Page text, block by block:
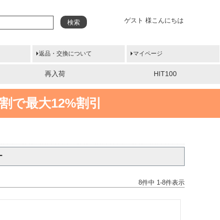
ゲスト 様こんにちは
検索
返品・交換について マイページ
再入荷 HIT100
で最大12%割引
8件中 1 -8件表示